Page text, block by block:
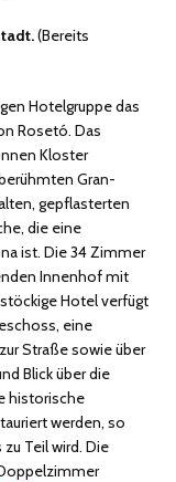
(Bereits
Hotelgruppe das
Rosetó. Das
Kloster
Gran-
gepflasterten
die eine
ist. Die 34 Zimmer
Innenhof mit
Hotel verfügt
eine
Straße sowie über
Blick über die
historische
werden, so
Teil wird. Die